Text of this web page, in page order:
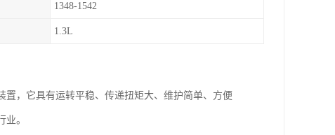
1348-1542
1.3L
，它具有运转平稳、传递扭矩大、维护简单、方便
。